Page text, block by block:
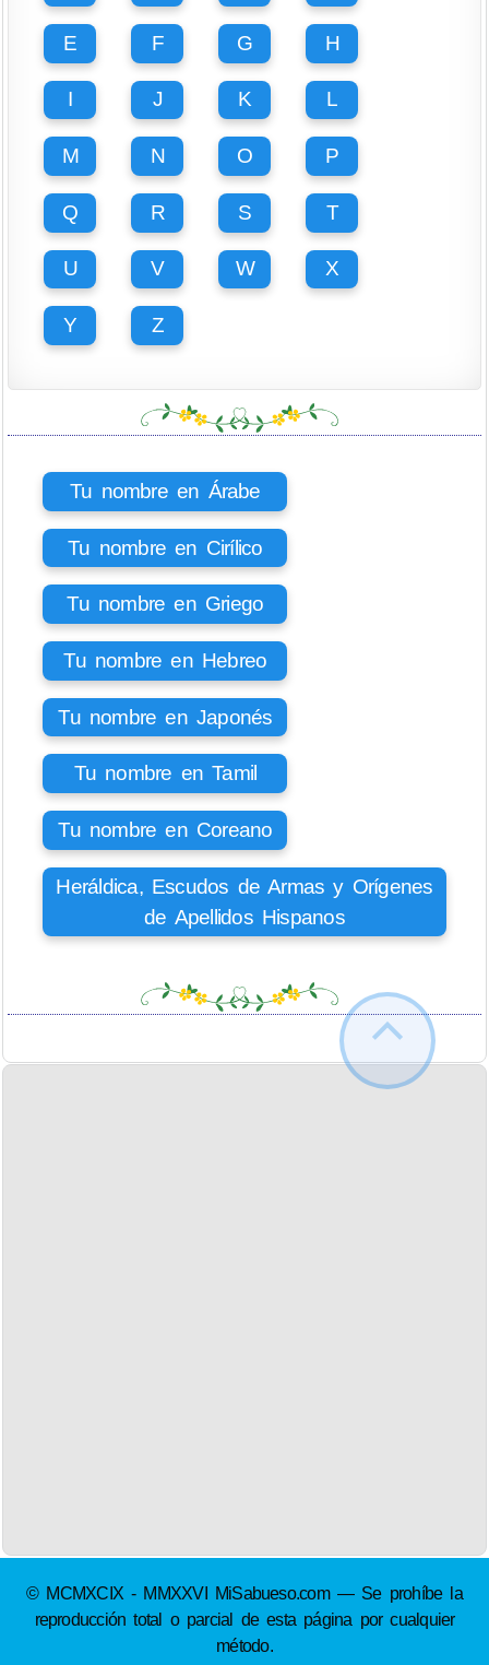
E F G H
I J K L
M N O P
Q R S T
U V W X
Y Z
Tu nombre en Árabe
Tu nombre en Cirílico
Tu nombre en Griego
Tu nombre en Hebreo
Tu nombre en Japonés
Tu nombre en Tamil
Tu nombre en Coreano
Heráldica, Escudos de Armas y Orígenes
de Apellidos Hispanos
© MCMXCIX - MMXXVI MiSabueso.com — Se prohíbe la
reproducción total o parcial de esta página por cualquier
método.